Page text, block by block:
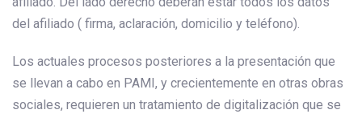
del afiliado ( firma, aclaración, domicilio y teléfono).
Los actuales procesos posteriores a la presentación que
se llevan a cabo en PAMI, y crecientemente en otras obras
sociales, requieren un tratamiento de digitalización que se